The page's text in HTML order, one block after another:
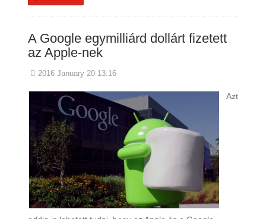
A Google egymilliárd dollárt fizetett
az Apple-nek
2016 January 20 13:16
Azt